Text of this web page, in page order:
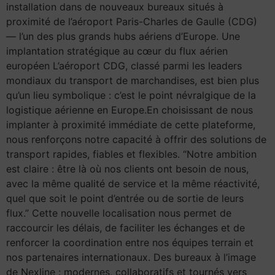
installation dans de nouveaux bureaux situés à
proximité de l’aéroport Paris-Charles de Gaulle (CDG)
— l’un des plus grands hubs aériens d’Europe. Une
implantation stratégique au cœur du flux aérien
européen L’aéroport CDG, classé parmi les leaders
mondiaux du transport de marchandises, est bien plus
qu’un lieu symbolique : c’est le point névralgique de la
logistique aérienne en Europe.En choisissant de nous
implanter à proximité immédiate de cette plateforme,
nous renforçons notre capacité à offrir des solutions de
transport rapides, fiables et flexibles. “Notre ambition
est claire : être là où nos clients ont besoin de nous,
avec la même qualité de service et la même réactivité,
quel que soit le point d’entrée ou de sortie de leurs
flux.” Cette nouvelle localisation nous permet de
raccourcir les délais, de faciliter les échanges et de
renforcer la coordination entre nos équipes terrain et
nos partenaires internationaux. Des bureaux à l’image
de Nexline : modernes, collaboratifs et tournés vers